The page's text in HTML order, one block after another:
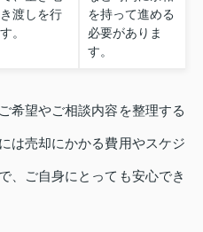
渡しを行
。
を持って進める
必要がありま
す。
希望やご相談内容を整理する
は売却にかかる費用やスケジ
、ご自身にとっても安心でき